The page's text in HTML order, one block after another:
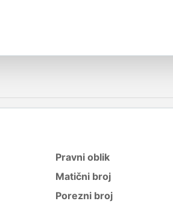
Pravni oblik
Matični broj
Porezni broj